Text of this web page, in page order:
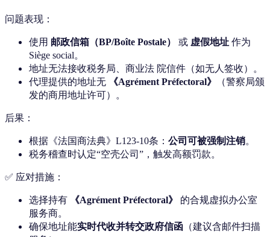
问题表现：
使用 邮政信箱（BP/Boîte Postale） 或 虚假地址 作为
Siège social。
地址无法接收税务局、商业法 院信件（如无人签收）。
代理提供的地址无
《Agrément Préfectoral》
（警察局颁
发的商用地址许可）。
后果：
根据《法国商法典》L123-10条： 公司可被强制注销。
税务稽查时认定“空壳公司”，触发高额罚款。
✅ 应对措施：
选择持有 《Agrément Préfectoral》
的合规虚拟办公室
服务商。
确保地址能实时代收并转交政府信函 （建议含邮件扫描